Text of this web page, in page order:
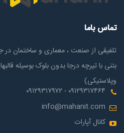
تماس باما
تلفیقی از صنعت ، معماری و ساختمان
بتنی با تیرچه درجا بدون بلوک بوسیله
وپلاستیکی)
۰۹۱۲۹۳۱۷۴۶۴ - ۰۹۱۲۹۳۱۷۹۷۲
info@mahanit.com
کانال آپارات